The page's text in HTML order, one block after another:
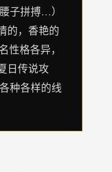
子拼搏…）
的，香艳的
性格各异，
日传说攻
种各样的线